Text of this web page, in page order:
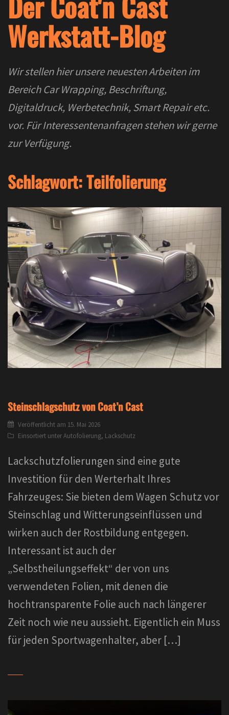
Werkstatt-Blog
Wir stellen hier unsere neuesten Arbeiten im
Bereich Car Wrapping, Beschriftung,
Digitaldruck, Werbetechnik, Smart Repair etc.
vor. Für Interessentenanfragen stehen wir gerne
zur Verfügung.
Schlagwort:Teilfolierung
Steinschlagschutz von Coat’n Cast
Veröffentlicht am 15. Mai 2026
Einsortiert unterAutofolierung, Lackschutz
Lackschutzfolierungen sind eine gute
Investition für den Werterhalt Ihres
Fahrzeuges: Sie bieten dem Wagen Schutz vor
Steinschlag und Witterungseinflüssen und
wirken auch der Rostbildung entgegen.
Interessant ist auch der
„Selbstheilungseffekt“ der von uns
verwendeten Folien, mit denen die
hochtransparente Folie auch nach längerer
Zeit noch wie neu aussieht. Eigentlich ein Muss
für jeden Sportwagenhalter, aber […]